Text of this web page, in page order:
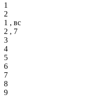
1
2
1 , вс
2 , 7
3
4
5
6
7
8
9